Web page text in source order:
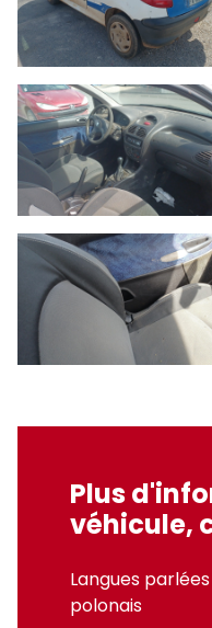
Plus
véhicule,
Langues
polonais